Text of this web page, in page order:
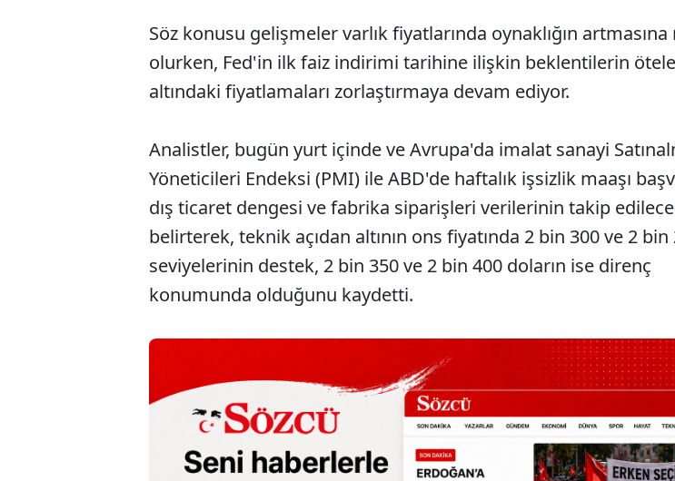
Söz konusu gelişmeler varlık fiyatlarında oynaklığın artmasına
olurken, Fed'in ilk faiz indirimi tarihine ilişkin beklentilerin
altındaki fiyatlamaları zorlaştırmaya devam ediyor.
Analistler, bugün yurt içinde ve Avrupa'da imalat sanayi
Yöneticileri Endeksi (PMI) ile ABD'de haftalık işsizlik maaşı
dış ticaret dengesi ve fabrika siparişleri verilerinin takip
belirterek, teknik açıdan altının ons fiyatında 2 bin 300 ve 2
seviyelerinin destek, 2 bin 350 ve 2 bin 400 doların ise direnç
konumunda olduğunu kaydetti.